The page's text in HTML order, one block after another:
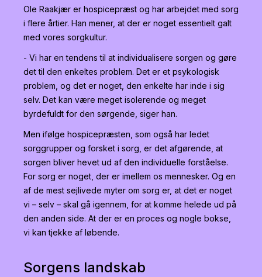
Ole Raakjær er hospicepræst og har arbejdet med sorg
i flere årtier. Han mener, at der er noget essentielt galt
med vores sorgkultur.
- Vi har en tendens til at individualisere sorgen og gøre
det til den enkeltes problem. Det er et psykologisk
problem, og det er noget, den enkelte har inde i sig
selv. Det kan være meget isolerende og meget
byrdefuldt for den sørgende, siger han.
Men ifølge hospicepræsten, som også har ledet
sorggrupper og forsket i sorg, er det afgørende, at
sorgen bliver hevet ud af den individuelle forståelse.
For sorg er noget, der er imellem os mennesker. Og en
af de mest sejlivede myter om sorg er, at det er noget
vi – selv – skal gå igennem, for at komme helede ud på
den anden side. At der er en proces og nogle bokse,
vi kan tjekke af løbende.
Sorgens landskab